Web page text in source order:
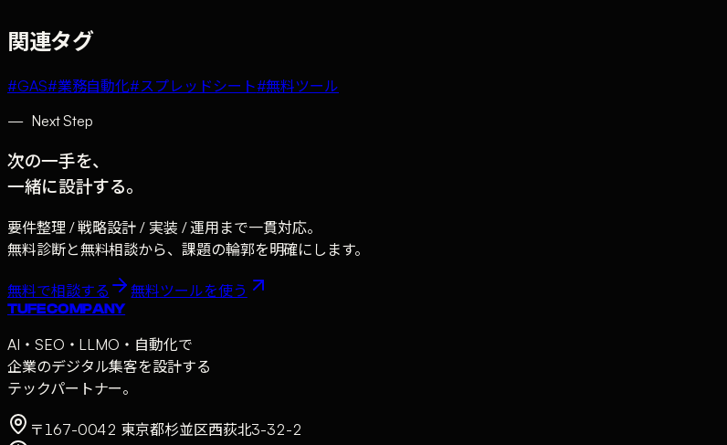
関連タグ
#GAS#業務自動化#スプレッドシート#無料ツール
—Next Step
次の一手を、
一緒に設計する。
要件整理 / 戦略設計 / 実装 / 運用まで一貫対応。
無料診断と無料相談から、課題の輪郭を明確にします。
無料で相談する 無料ツールを使う
TUFE COMPANY
AI・SEO・LLMO・自動化で
企業のデジタル集客を設計する
テックパートナー。
〒167-0042 東京都杉並区西荻北3-32-2